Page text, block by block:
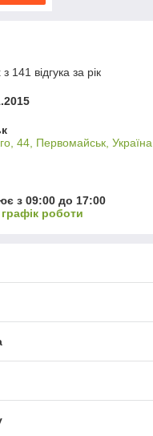
141 відгука за рік
44, Первомайськ, Україна
з 09:00 до 17:00
роботи